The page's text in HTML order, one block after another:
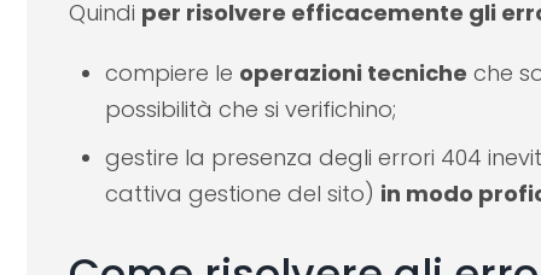
Quindi per risolvere efficacemente gli
compiere le operazioni tecniche che
possibilità che si verifichino;
gestire la presenza degli errori 404
cattiva gestione del sito) in modo